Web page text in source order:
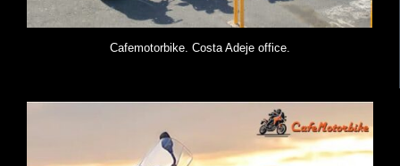
Cafemotorbike. Costa Adeje office.